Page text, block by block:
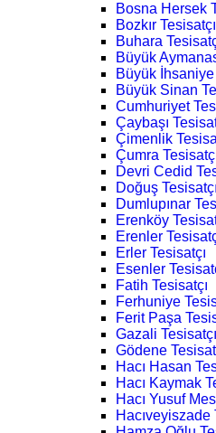
Bosna Hersek
Bozkır Tesisatçı
Buhara
Büyük
Büyük İhsaniye
Büyük Sinan
Cumhuriyet
Çaybaşı
Çimenlik
Çumra
Devri Cedid
Doğuş Tesisatçı
Dumlupınar
Erenköy
Erenler
Erler Tesisatçı
Esenler
Fatih Tesisatçı
Ferhuniye
Ferit Paşa
Gazali Tesisatçı
Gödene
Hacı Hasan
Hacı Kaymak
Hacı Yusuf
Hacıveyiszade